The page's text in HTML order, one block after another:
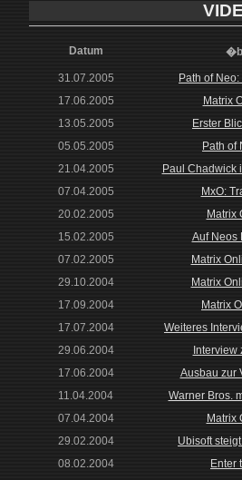
Datum
31.07.2005 Path of
17.06.2005
Matrix
13.05.2005
Erster
05.05.2005
Path of
21.04.2005
Paul Chadwick
07.04.2005
MxO:
20.02.2005
Matrix
15.02.2005
Auf Neos
07.02.2005
Matrix
29.10.2004
Matrix
17.09.2004
Matrix
17.07.2004
Weiteres
29.06.2004
Interview
17.06.2004
Ausbau zur
11.04.2004
Warner Bros.
07.04.2004
Matrix
29.02.2004
Ubisoft
08.02.2004
Enter